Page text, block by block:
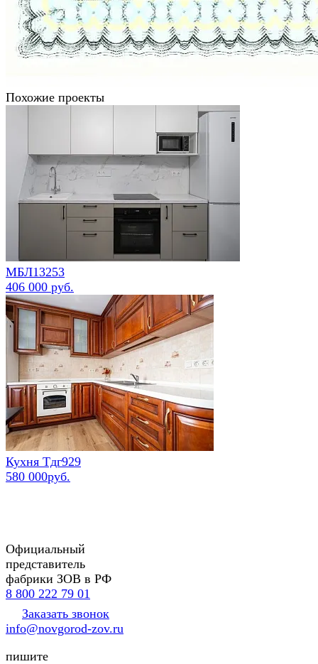
Похожие проекты
МБЛ13253
406 000 руб.
Кухня Тдг929
580 000руб.
Официальный
представитель
фабрики ЗОВ в РФ
8 800 222 79 01
Заказать звонок
info@novgorod-zov.ru
пишите